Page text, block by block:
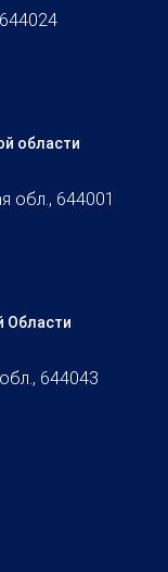
области
обл., 644001
Области
644043